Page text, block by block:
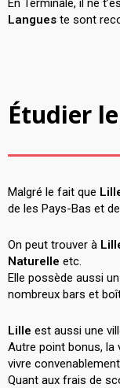
En Terminale, il ne
Langues te sont
Étudier
Malgré le fait que
de les Pays-Bas et
On peut trouver à
Naturelle etc.
Elle possède aussi
nombreux bars et
Lille est aussi une
Autre point bonus, la
vivre
Quant aux frais de